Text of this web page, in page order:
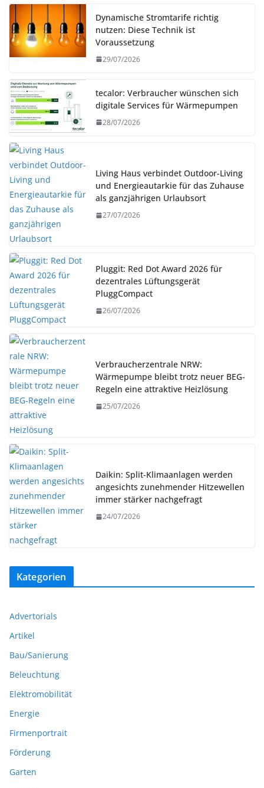
Dynamische Stromtarife richtig
nutzen: Diese Technik ist
Voraussetzung
29/07/2026
tecalor: Verbraucher wünschen sich
digitale Services für Wärmepumpen
28/07/2026
Living Haus verbindet Outdoor-Living
und Energieautarkie für das Zuhause
als ganzjährigen Urlaubsort
27/07/2026
Pluggit: Red Dot Award 2026 für
dezentrales Lüftungsgerät
PluggCompact
26/07/2026
Verbraucherzentrale NRW:
Wärmepumpe bleibt trotz neuer BEG-
Regeln eine attraktive Heizlösung
25/07/2026
Daikin: Split-Klimaanlagen werden
angesichts zunehmender Hitzewellen
immer stärker nachgefragt
24/07/2026
Kategorien
Advertorials
Artikel
Bau/Sanierung
Beleuchtung
Elektromobilität
Energie
Firmenportrait
Förderung
Garten